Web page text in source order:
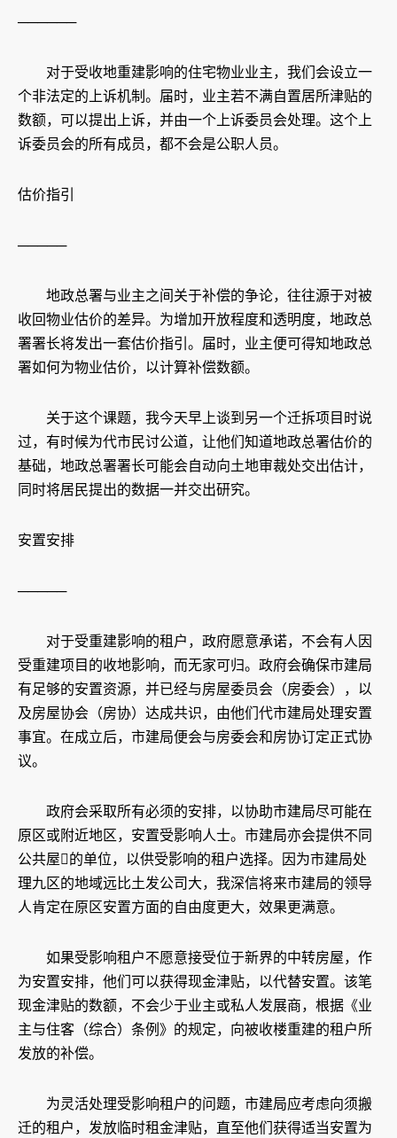
──────
对于受收地重建影响的住宅物业业主，我们会设立一
个非法定的上诉机制。届时，业主若不满自置居所津贴的
数额，可以提出上诉，并由一个上诉委员会处理。这个上
诉委员会的所有成员，都不会是公职人员。
估价指引
─────
地政总署与业主之间关于补偿的争论，往往源于对被
收回物业估价的差异。为增加开放程度和透明度，地政总
署署长将发出一套估价指引。届时，业主便可得知地政总
署如何为物业估价，以计算补偿数额。
关于这个课题，我今天早上谈到另一个迁拆项目时说
过，有时候为代市民讨公道，让他们知道地政总署估价的
基础，地政总署署长可能会自动向土地审裁处交出估计，
同时将居民提出的数据一并交出研究。
安置安排
─────
对于受重建影响的租户，政府愿意承诺，不会有人因
受重建项目的收地影响，而无家可归。政府会确保市建局
有足够的安置资源，并已经与房屋委员会（房委会），以
及房屋协会（房协）达成共识，由他们代市建局处理安置
事宜。在成立后，市建局便会与房委会和房协订定正式协
议。
政府会采取所有必须的安排，以协助市建局尽可能在
原区或附近地区，安置受影响人士。市建局亦会提供不同
公共屋的单位，以供受影响的租户选择。因为市建局处
理九区的地域远比土发公司大，我深信将来市建局的领导
人肯定在原区安置方面的自由度更大，效果更满意。
如果受影响租户不愿意接受位于新界的中转房屋，作
为安置安排，他们可以获得现金津贴，以代替安置。该笔
现金津贴的数额，不会少于业主或私人发展商，根据《业
主与住客（综合）条例》的规定，向被收楼重建的租户所
发放的补偿。
为灵活处理受影响租户的问题，市建局应考虑向须搬
迁的租户，发放临时租金津贴，直至他们获得适当安置为